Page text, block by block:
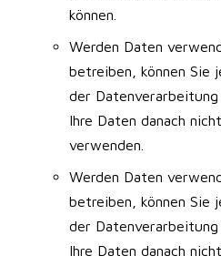
können.
Werden Daten
betreiben, können Sie
der
Ihre Daten danach
verwenden.
Werden Daten
betreiben, können Sie
der
Ihre Daten danach